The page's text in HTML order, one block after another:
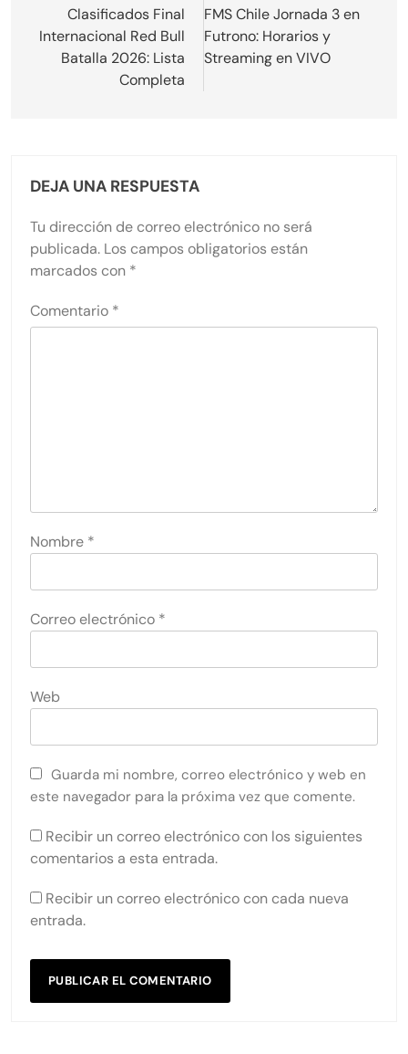
entradas
Clasificados Final
Internacional Red Bull
Batalla 2026: Lista
Completa
FMS Chile Jornada 3 en
Futrono: Horarios y
Streaming en VIVO
DEJA UNA RESPUESTA
Tu dirección de correo electrónico no será
publicada. Los campos obligatorios están
marcados con *
Comentario *
Nombre *
Correo electrónico *
Web
Guarda mi nombre, correo electrónico y web en
este navegador para la próxima vez que comente.
Recibir un correo electrónico con los siguientes
comentarios a esta entrada.
Recibir un correo electrónico con cada nueva
entrada.